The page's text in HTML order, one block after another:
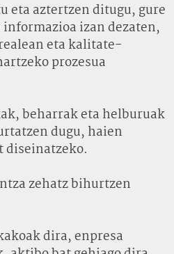
eta aztertzen ditugu, gure
izan dezaten,
eta kalitate-
prozesua
beharrak eta helburuak
dugu, haien
zehatz bihurtzen
dira, enpresa